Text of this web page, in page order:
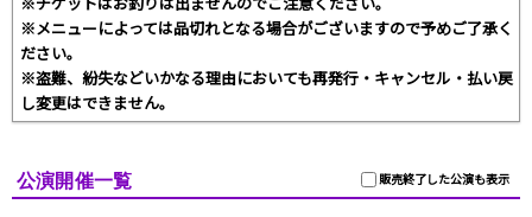
※メニューによっては品切れとなる場合がございますので予めご了承く
ださい。
※盗難、紛失などいかなる理由においても再発行・キャンセル・払い戻
し変更はできません。
販売終了した公演も表示
公演開催一覧